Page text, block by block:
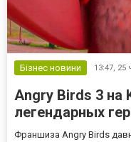
Бізнес новини 13:47, 25
Angry Birds 3 на
легендарных
Франшиза Angry Birds